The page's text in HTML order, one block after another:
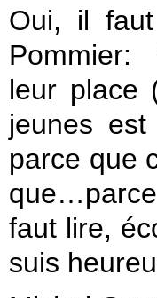
Oui, il
Pommier:
leur place
jeunes
parce que
faut lire,
suis